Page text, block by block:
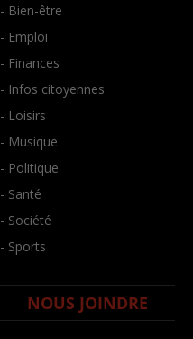
- Bien-être
- Emploi
- Finances
- Infos citoyennes
- Loisirs
- Musique
- Politique
- Santé
- Société
- Sports
NOUS JOINDRE